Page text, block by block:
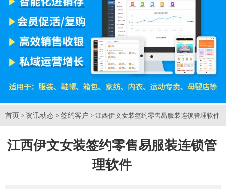
首页 > 资讯动态 > 签约客户 > 江西伊文女装签约零售易服装连锁管理软件
江西伊文女装签约零售易服装连锁管
理软件